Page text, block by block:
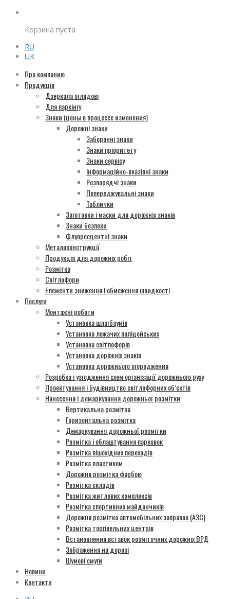
Корзина пуста
RU
UK
Про компанию
Продукція
Дзеркала оглядові
Для паркінгу
Знаки (цены в процессе изменения)
Дорожні знаки
Заборонні знаки
Знаки пріоритету
Знаки сервісу
Інформаційно-вказівні знаки
Розпорядчі знаки
Попереджувальні знаки
Таблички
Заготовки і маски для дорожніх знаків
Знаки безпеки
Флуоресцентні знаки
Металоконструкції
Продукція для дорожніх робіт
Розмітка
Світлофори
Елементи зниження і обмеження швидкості
Послуги
Монтажні роботи
Установка шлагбаумів
Установка лежачих поліцейських
Установка світлофорів
Установка дорожніх знаків
Установка дорожнього огородження
Розробка і узгодження схем організації дорожнього руху
Проектування і будівництво світлофорних об’єктів
Нанесення і демаркування дорожньої розмітки
Вертикальна розмітка
Горизонтальна розмітка
Демаркування дорожньої розмітки
Розмітка і облаштування парковок
Розмітка пішохідних переходів
Розмітка пластиком
Дорожня розмітка фарбою
Розмітка складів
Розмітка житлових комплексів
Розмітка спортивних майданчиків
Дорожня розмітка автомобільних заправок (АЗС)
Розмітка торгівельних центрів
Встановлення вставок розміточних дорожніх ВРД
Зображення на дорозі
Шумові смуги
Новини
Контакти